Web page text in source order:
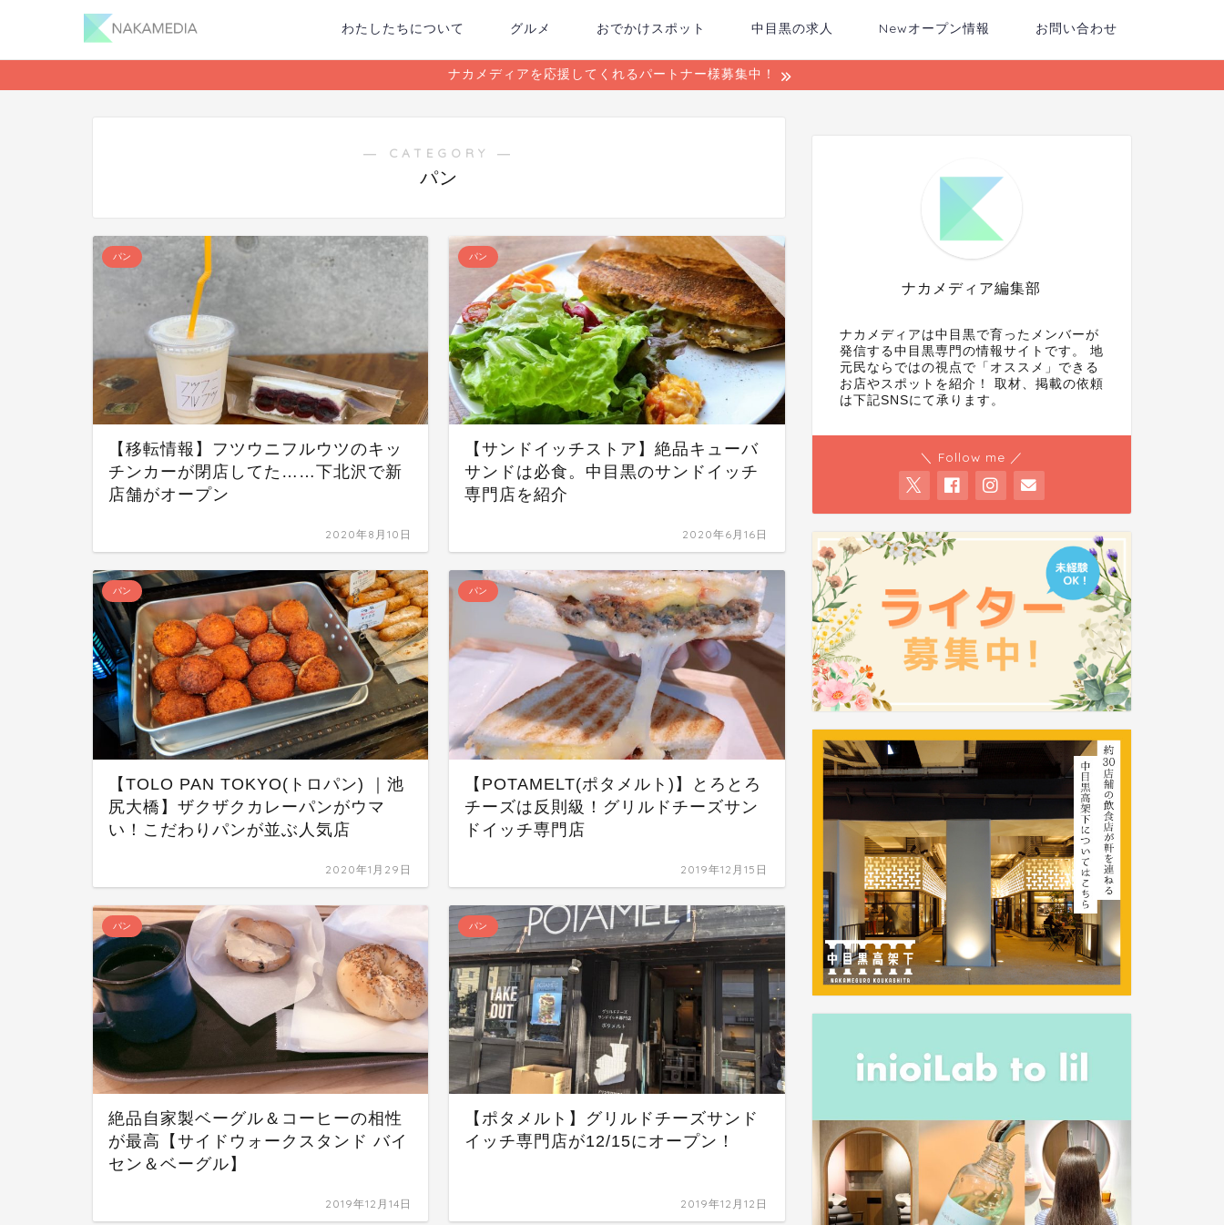
わたしたちについて グルメ おでかけスポット 中目黒の求人 Newオープン情報 お問い合わせ
ナカメディアを応援してくれるパートナー様募集中！
― CATEGORY ―
パン
パン
【移転情報】フツウニフルウツのキッ
チンカーが閉店してた……下北沢で新
店舗がオープン
2020年8月10日
パン
【サンドイッチストア】絶品キューバ
サンドは必食。中目黒のサンドイッチ
専門店を紹介
2020年6月16日
パン
【TOLO PAN TOKYO(トロパン) ｜池
尻大橋】ザクザクカレーパンがウマ
い！こだわりパンが並ぶ人気店
2020年1月29日
パン
【POTAMELT(ポタメルト)】とろとろ
チーズは反則級！グリルドチーズサン
ドイッチ専門店
2019年12月15日
パン
絶品自家製ベーグル＆コーヒーの相性
が最高【サイドウォークスタンド バイ
セン＆ベーグル】
2019年12月14日
パン
【ポタメルト】グリルドチーズサンド
イッチ専門店が12/15にオープン！
2019年12月12日
ナカメディア編集部
ナカメディアは中目黒で育ったメンバーが
発信する中目黒専門の情報サイトです。 地
元民ならではの視点で「オススメ」できる
お店やスポットを紹介！ 取材、掲載の依頼
は下記SNSにて承ります。
＼ Follow me ／